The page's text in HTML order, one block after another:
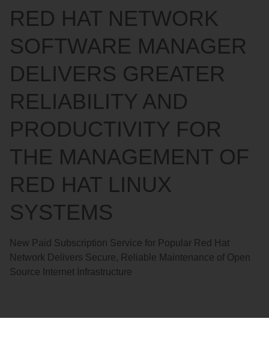
RED HAT NETWORK
SOFTWARE MANAGER
DELIVERS GREATER
RELIABILITY AND
PRODUCTIVITY FOR
THE MANAGEMENT OF
RED HAT LINUX
SYSTEMS
New Paid Subscription Service for Popular Red Hat
Network Delivers Secure, Reliable Maintenance of Open
Source Internet Infrastructure